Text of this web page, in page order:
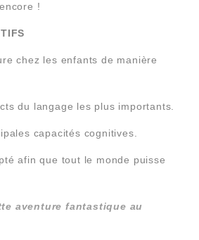
!
chez les enfants de manière
du langage les plus importants.
capacités cognitives.
afin que tout le monde puisse
aventure fantastique au